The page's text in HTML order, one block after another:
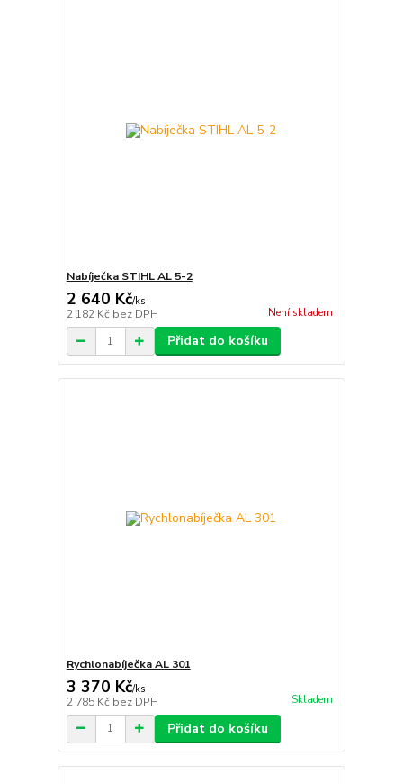
Nabíječka STIHL AL 5-2
2 640 Kč/ks
2 182 Kč bez DPH Není skladem
Přidat do košíku
Rychlonabíječka AL 301
3 370 Kč/ks
2 785 Kč bez DPH Skladem
Přidat do košíku